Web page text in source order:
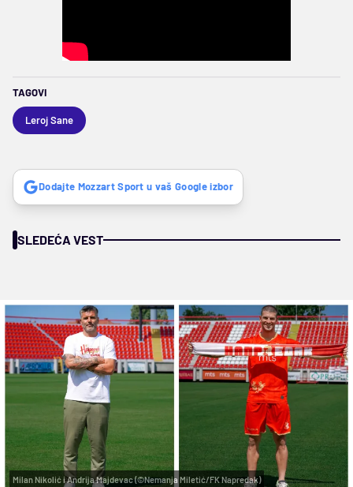
TAGOVI
Leroj Sane
Dodajte Mozzart Sport u vaš Google izbor
SLEDEĆA VEST
Milan Nikolić i Andrija Majdevac (©Nemanja Miletić/FK Napredak)